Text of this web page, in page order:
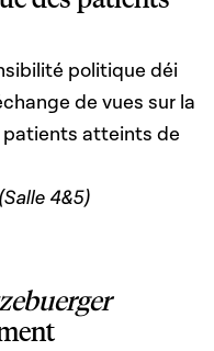
politique déi
de vues sur la
patients atteints de
4&5)